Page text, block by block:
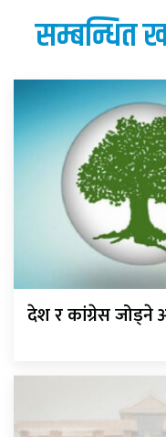
सम्बन्धित
देश र कांग्रेस जोड्ने